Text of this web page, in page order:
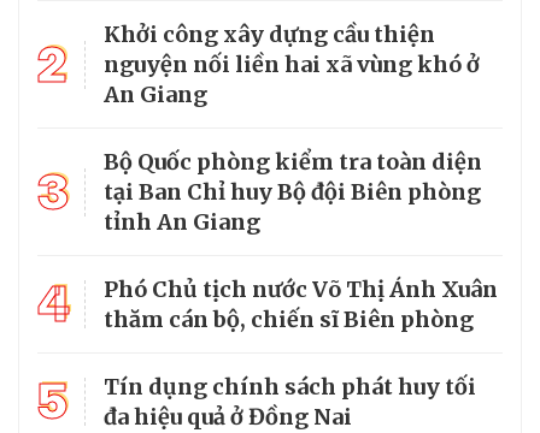
2
Khởi công xây dựng cầu thiện
nguyện nối liền hai xã vùng khó ở
An Giang
3
Bộ Quốc phòng kiểm tra toàn diện
tại Ban Chỉ huy Bộ đội Biên phòng
tỉnh An Giang
4
Phó Chủ tịch nước Võ Thị Ánh Xuân
thăm cán bộ, chiến sĩ Biên phòng
5
Tín dụng chính sách phát huy tối
đa hiệu quả ở Đồng Nai